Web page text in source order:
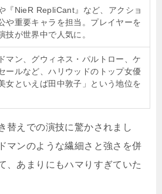
『NieR RepliCant』など、アクショ
や重要キャラを担当。プレイヤーを
技が世界中で人気に。
マン、グウィネス・パルトロー、ケ
ールなど、ハリウッドのトップ女優
女といえば田中敦子」という地位を
替えでの演技に驚かされまし
マンのような繊細さと強さを併
、あまりにもハマりすぎていた